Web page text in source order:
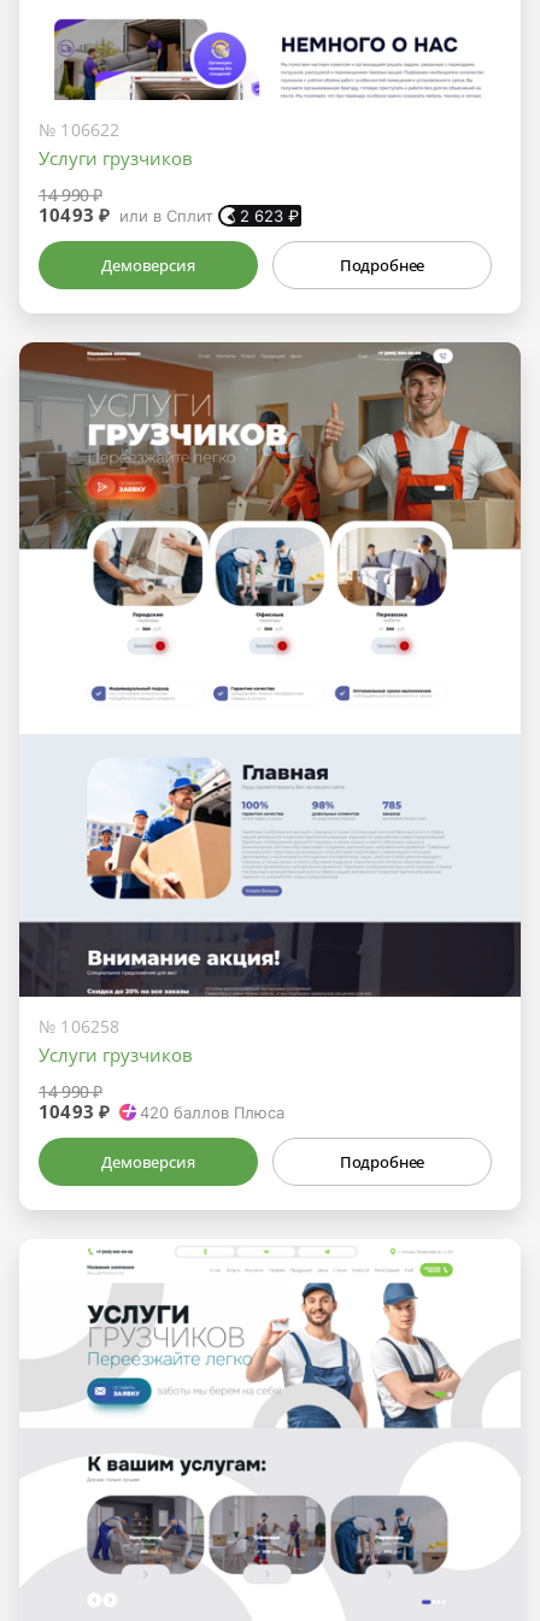
№ 106622
Услуги грузчиков
14 990 ₽
10493 ₽ или в Сплит 2 623 ₽
Демоверсия Подробнее
№ 106258
Услуги грузчиков
14 990 ₽
10493 ₽ 420 баллов Плюса
Демоверсия Подробнее